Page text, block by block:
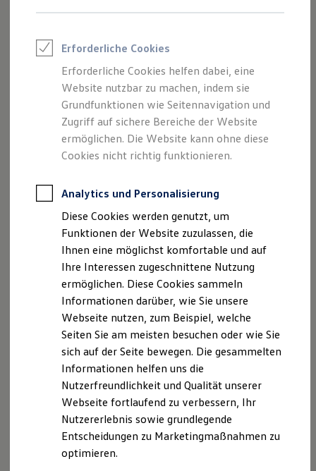
ONE Business ID Vorteile
Fahrzeuge online kaufen
Digitaler Marktplatz
Kauf & Finanzierung
Online-Fahrzeugbewertung
Aktionen & Angebote
E-Auto-Förderung
Für Privatkunden
Für Gewerbekunden
Profi Paket
ProfiPartner für Gebrauchtwagen
Finanzierung
Für Privatkunden
Für Gewerbekunden
Leasing
Für Privatkunden
Für Gewerbekunden
Versicherungen & Garantien
Garantien
Kfz-Versicherung für Nutzfahrzeuge
Restschuldversicherung
Wartungsverträge
Besitzer & Service
Reparatur & Service
Sommer-Special
Reparatur, Pflege & Inspektion
Servicetermin anfragen
Service-Vorteile bei Volkswagen Nutzfahrzeuge
ServicePlus
Economy Service
Räder & Reifen Service
Impressum
Datenschutzerklärung
Impressum
Autohaus Beermann & Temme GmbH & Co. KG
Mindener Str. 44
32049 Herford
Telefonnummer: 05221-98330
Faxnummer: 05221-983356
E-Mail:info@beermann-temme.de
Umsatzst.-ID-Nr.: DE 125 361 448
Registergericht: Bad Oeynhausen HRA 4381
Steuer-Nr.: 324/5702/0717
Erforderliche Cookies
Erforderliche Cookies helfen dabei, eine
Website nutzbar zu machen, indem sie
Grundfunktionen wie Seitennavigation und
Zugriff auf sichere Bereiche der Website
ermöglichen. Die Website kann ohne diese
Cookies nicht richtig funktionieren.
Analytics und Personalisierung
Diese Cookies werden genutzt, um
Funktionen der Website zuzulassen, die
Ihnen eine möglichst komfortable und auf
Ihre Interessen zugeschnittene Nutzung
ermöglichen. Diese Cookies sammeln
Informationen darüber, wie Sie unsere
Webseite nutzen, zum Beispiel, welche
Seiten Sie am meisten besuchen oder wie Sie
sich auf der Seite bewegen. Die gesammelten
Informationen helfen uns die
Nutzerfreundlichkeit und Qualität unserer
Webseite fortlaufend zu verbessern, Ihr
Nutzererlebnis sowie grundlegende
Entscheidungen zu Marketingmaßnahmen zu
optimieren.